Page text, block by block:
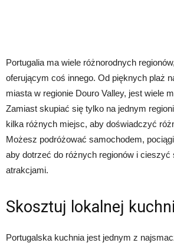
Portugalia ma wiele różnorodnych
oferującym coś innego. Od pięknych plaż
miasta w regionie Douro Valley, jest wiele
Zamiast skupiać się tylko na jednym
kilka różnych miejsc, aby doświadczyć
Możesz podróżować samochodem,
aby dotrzeć do różnych regionów i cieszyć
atrakcjami.
Skosztuj lokalnej kuchni
Portugalska kuchnia jest jednym z